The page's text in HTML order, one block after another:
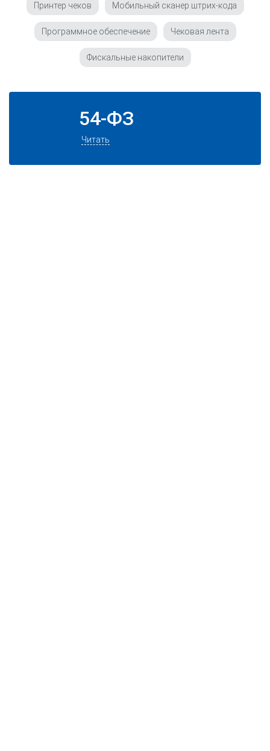
Принтер чеков Мобильный сканер штрих-кода
Программное обеспечение Чековая лента
Фискальные накопители
54-ФЗ
Читать